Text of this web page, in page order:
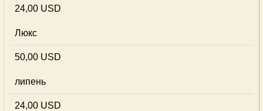
24,00 USD
Люкс
50,00 USD
липень
24,00 USD